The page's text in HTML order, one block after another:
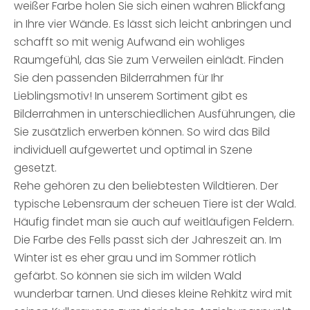
weißer Farbe holen Sie sich einen wahren Blickfang
in Ihre vier Wände. Es lässt sich leicht anbringen und
schafft so mit wenig Aufwand ein wohliges
Raumgefühl, das Sie zum Verweilen einlädt. Finden
Sie den passenden Bilderrahmen für Ihr
Lieblingsmotiv! In unserem Sortiment gibt es
Bilderrahmen in unterschiedlichen Ausführungen, die
Sie zusätzlich erwerben können. So wird das Bild
individuell aufgewertet und optimal in Szene
gesetzt.
Rehe gehören zu den beliebtesten Wildtieren. Der
typische Lebensraum der scheuen Tiere ist der Wald.
Häufig findet man sie auch auf weitläufigen Feldern.
Die Farbe des Fells passt sich der Jahreszeit an. Im
Winter ist es eher grau und im Sommer rötlich
gefärbt. So können sie sich im wilden Wald
wunderbar tarnen. Und dieses kleine Rehkitz wird mit